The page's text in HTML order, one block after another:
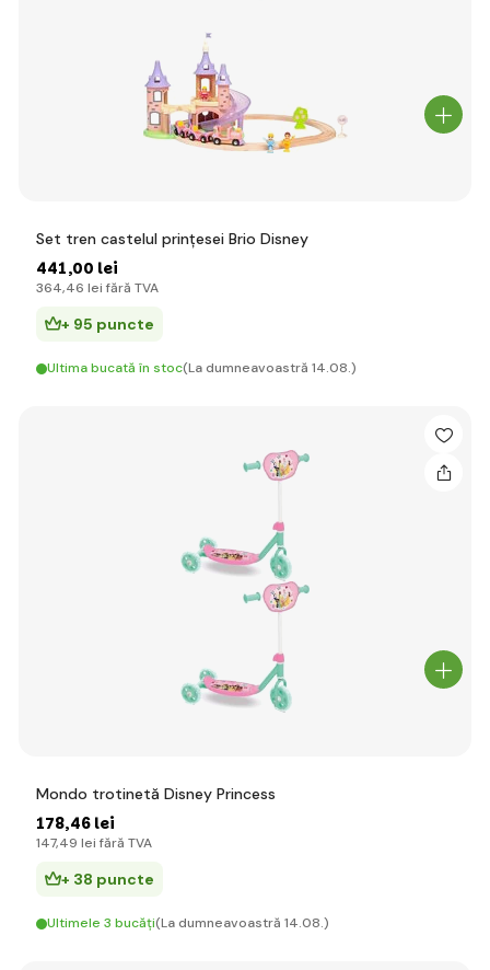
Set tren castelul prințesei Brio Disney
441,00 lei
364,46 lei fără TVA
+ 95 puncte
Ultima bucată în stoc(La dumneavoastră 14.08.)
Mondo trotinetă Disney Princess
178,46 lei
147,49 lei fără TVA
+ 38 puncte
Ultimele 3 bucăți(La dumneavoastră 14.08.)